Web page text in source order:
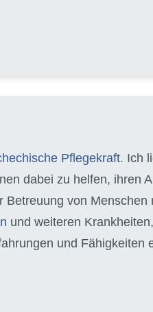
Pflegekraft. Ich
dabei zu helfen, ihren
von Menschen
und weiteren
und Fähigkeiten